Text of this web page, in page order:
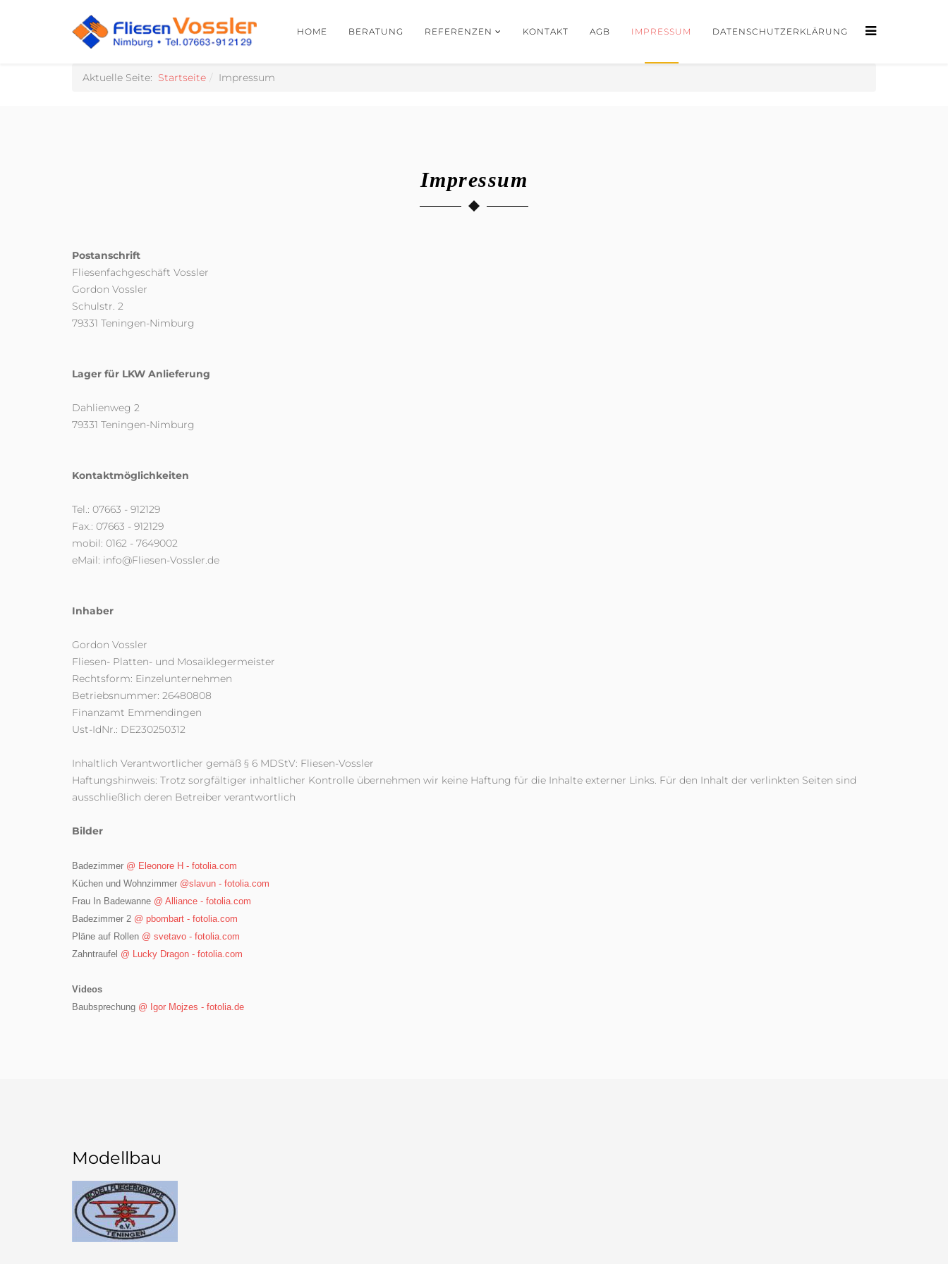
HOME BERATUNG REFERENZEN KONTAKT AGB IMPRESSUM DATENSCHUTZERKLÄRUNG
Aktuelle Seite: Startseite Impressum
Impressum
Postanschrift
Fliesenfachgeschäft Vossler
Gordon Vossler
Schulstr. 2
79331 Teningen-Nimburg
Lager für LKW Anlieferung
Dahlienweg 2
79331 Teningen-Nimburg
Kontaktmöglichkeiten
Tel.: 07663 - 912129
Fax.: 07663 - 912129
mobil: 0162 - 7649002
eMail: info@Fliesen-Vossler.de
Inhaber
Gordon Vossler
Fliesen- Platten- und Mosaiklegermeister
Rechtsform: Einzelunternehmen
Betriebsnummer: 26480808
Finanzamt Emmendingen
Ust-IdNr.: DE230250312
Inhaltlich Verantwortlicher gemäß § 6 MDStV: Fliesen-Vossler
Haftungshinweis: Trotz sorgfältiger inhaltlicher Kontrolle übernehmen wir keine Haftung für die Inhalte externer Links. Für den Inhalt der verlinkten Seiten sind
ausschließlich deren Betreiber verantwortlich
Bilder
Badezimmer @ Eleonore H - fotolia.com
Küchen und Wohnzimmer @slavun - fotolia.com
Frau In Badewanne @ Alliance - fotolia.com
Badezimmer 2 @ pbombart - fotolia.com
Pläne auf Rollen @ svetavo - fotolia.com
Zahntraufel @ Lucky Dragon - fotolia.com
Videos
Baubsprechung @ Igor Mojzes - fotolia.de
Modellbau